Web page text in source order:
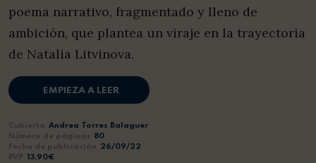
poema narrativo, fragmentado y lleno de
ambición, que plantea un viraje en la trayectoria
de Natalia Litvinova.
EMPIEZA A LEER
Cubierta Andrea Torres Balaguer
Número de páginas 80
Fecha de publicación 26/09/22
PVP
13,90€